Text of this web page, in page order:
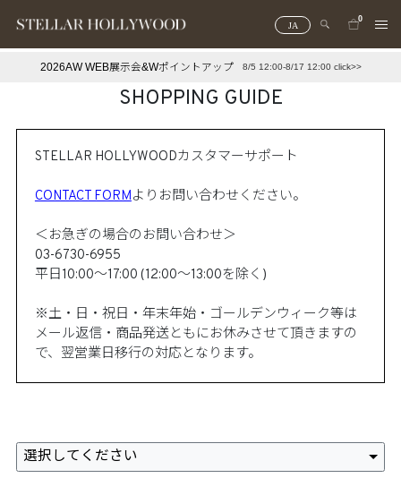
JA
0
2026AW WEB展示会&Wポイントアップ 8/5 12:00-8/17 12:00 click>>
SHOPPING GUIDE
STELLAR HOLLYWOODカスタマーサポート​
CONTACT FORMよりお問い合わせください。​
＜お急ぎの場合のお問い合わせ＞​
03-6730-6955​
平日10:00～17:00 (12:00～13:00を除く)​
※土・日・祝日・年末年始・ゴールデンウィーク等は
メール返信・商品発送ともにお休みさせて頂きますの
で、翌営業日移行の対応となります。
選択してください